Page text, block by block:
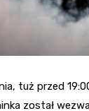
tuż przed
został